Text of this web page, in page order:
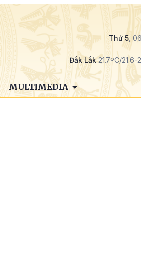
Thứ 5,
Đắk Lắk21.7ºC/21.6-
MULTIMEDIA